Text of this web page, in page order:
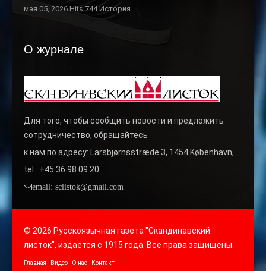
мая 05, 2026 Hits:744 История
О журнале
Для того, чтобы сообщить новости и предложить
сотрудничество, обращайтесь
к нам по адресу: Larsbjørnsstræde 3, 1454 København,
tel.: +45 36 98 09 20
email: sclistok@gmail.com
© 2026 Русскоязычная газета "Скандинавский
листок", издается с 1915 года. Все права защищены.
Главная Видео О нас Контакт